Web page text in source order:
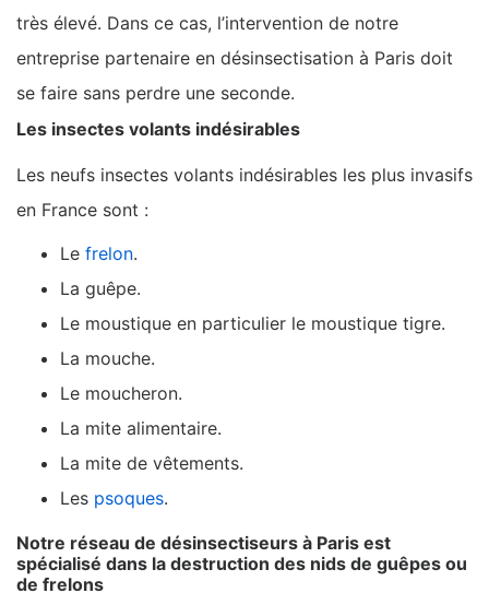
très élevé. Dans ce cas, l’intervention de notre
entreprise partenaire en désinsectisation à Paris doit
se faire sans perdre une seconde.
Les insectes volants indésirables
Les neufs insectes volants indésirables les plus invasifs
en France sont :
Le frelon.
La guêpe.
Le moustique en particulier le moustique tigre.
La mouche.
Le moucheron.
La mite alimentaire.
La mite de vêtements.
Les psoques.
Notre réseau de désinsectiseurs à Paris est
spécialisé dans la destruction des nids de guêpes ou
de frelons